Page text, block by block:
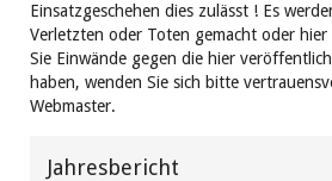
Einsatzgeschehen dies zulässt ! Es
Verletzten oder Toten gemacht oder
Sie Einwände gegen die hier
haben, wenden Sie sich bitte
Webmaster.
Jahresbericht